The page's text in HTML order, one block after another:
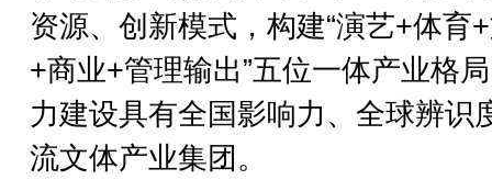
资源、创新模式，构建“演艺+体育
+商业+管理输出”五位一体产业格
力建设具有全国影响力、全球辨识
流文体产业集团。